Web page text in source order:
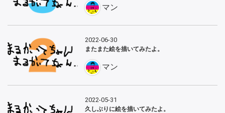
マン
2022-06-30
またまた絵を描いてみたよ。
マン
2022-05-31
久しぶりに絵を描いてみたよ。